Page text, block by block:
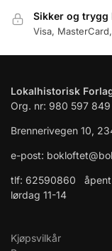
Sikker og trygg
Visa,
Lokalhistorisk
Org. nr: 980 597 849
Brennerivegen 10,
e-post:
tlf: 62590860 åpent
lørdag 11-14
Kjøpsvilkår